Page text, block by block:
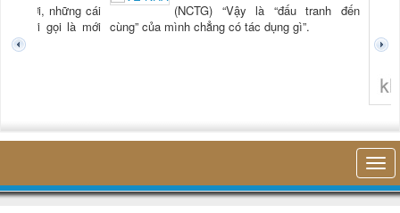
“Xời, những cái
mới gọi là mới
(NCTG) “Vậy là “đấu tranh đến
cùng” của mình chẳng có tác dụng gì”.